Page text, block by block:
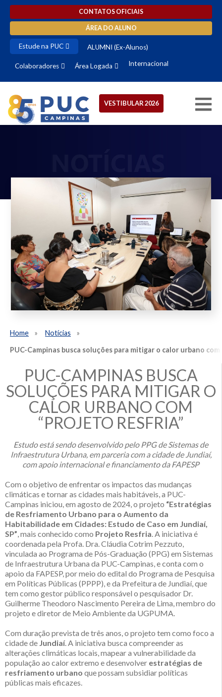
CONTATOS OFICIAIS
ÁREA DO ALUNO
Estude na PUC ALUMNI (Ex-Alunos)
Colaboradores Área Logada Internacional
VESTIBULAR 2026
Home
Notícias
PUC-Campinas busca soluções para mitigar o calor urbano
PUC-CAMPINAS BUSCA
SOLUÇÕES PARA MITIGAR O
CALOR URBANO COM
“PROJETO RESFRIA”
Estudo está sendo desenvolvido pelo PPG de Sistemas de
Infraestrutura Urbana, em parceria com a cidade de Jundiaí,
com apoio internacional e financiamento da FAPESP
Com o objetivo de enfrentar os impactos das mudanças
climáticas e tornar as cidades mais habitáveis, a PUC-
Campinas iniciou, em agosto de 2024, o projeto “Estratégias
de Resfriamento Urbano para o Aumento da
Habitabilidade em Cidades: Estudo de Caso em Jundiaí,
SP”, mais conhecido como Projeto Resfria. A iniciativa é
coordenada pela Profa. Dra. Cláudia Cotrim Pezzuto,
vinculada ao Programa de Pós-Graduação (PPG) em Sistemas
de Infraestrutura Urbana da PUC-Campinas, e conta com o
apoio da FAPESP, por meio do edital do Programa de Pesquisa
em Políticas Públicas (PPPP), e da Prefeitura de Jundiaí, que
tem como gestor público responsável o pesquisador Dr.
Guilherme Theodoro Nascimento Pereira de Lima, membro do
projeto e diretor de Meio Ambiente da UGPUMA.
Com duração prevista de três anos, o projeto tem como foco a
cidade de Jundiaí. A iniciativa busca compreender as
alterações climáticas locais, mapear a vulnerabilidade da
população ao calor extremo e desenvolver estratégias de
resfriamento urbano que possam subsidiar políticas
públicas mais eficazes.